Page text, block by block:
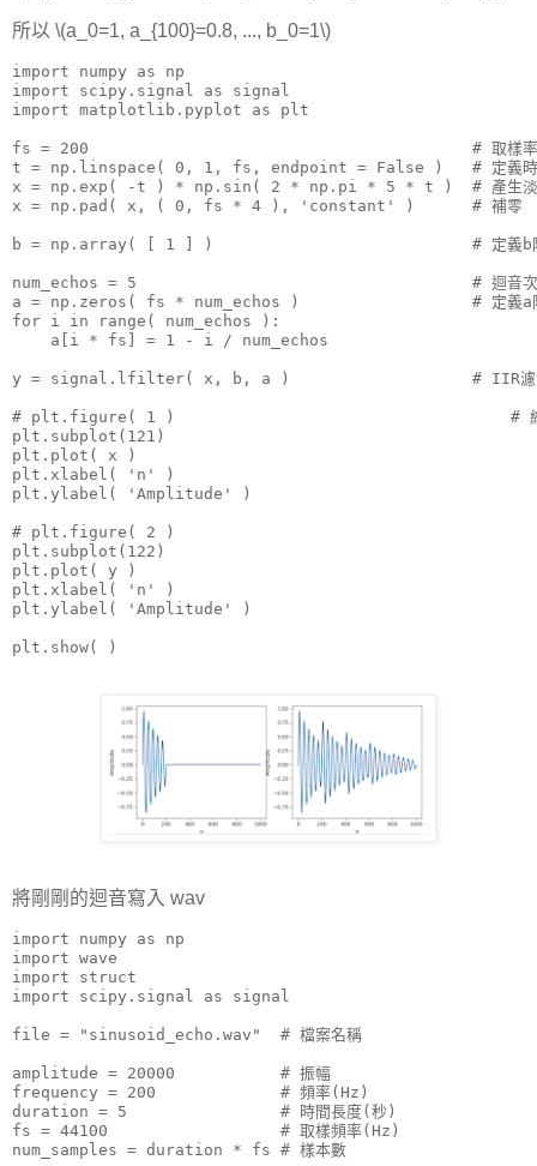
所以 \(a_0=1, a_{100}=0.8, ..., b_0=1\)
import numpy as np
import scipy.signal as signal
import matplotlib.pyplot as plt
fs = 200                                        # 取樣率
t = np.linspace( 0, 1, fs, endpoint = False )   # 定義時
x = np.exp( -t ) * np.sin( 2 * np.pi * 5 * t )  # 產生淡
x = np.pad( x, ( 0, fs * 4 ), 'constant' )      # 補零
b = np.array( [ 1 ] )                           # 定義b
num_echos = 5                                   # 迴音次
a = np.zeros( fs * num_echos )                  # 定義a
for i in range( num_echos ):
    a[i * fs] = 1 - i / num_echos
y = signal.lfilter( x, b, a )                   # IIR濾
# plt.figure( 1 )                                   # 繪
plt.subplot(121)
plt.plot( x )
plt.xlabel( 'n' )
plt.ylabel( 'Amplitude' )
# plt.figure( 2 )
plt.subplot(122)
plt.plot( y )
plt.xlabel( 'n' )
plt.ylabel( 'Amplitude' )
plt.show( )
將剛剛的迴音寫入 wav
import numpy as np
import wave
import struct
import scipy.signal as signal
file = "sinusoid_echo.wav"  # 檔案名稱
amplitude = 20000           # 振幅
frequency = 200             # 頻率(Hz)
duration = 5                # 時間長度(秒)
fs = 44100                  # 取樣頻率(Hz)
num_samples = duration * fs # 樣本數